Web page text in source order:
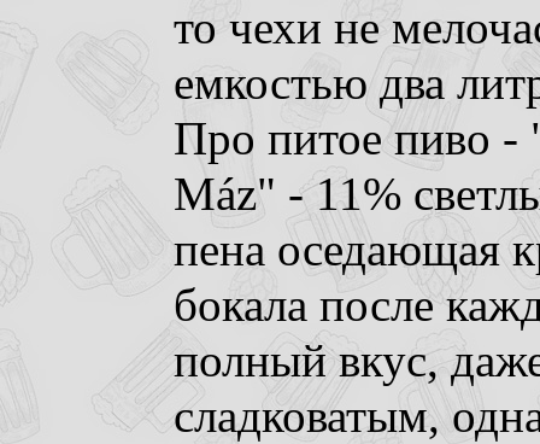
то чехи не
емкостью два
Про питое пиво
Máz" - 11%
пена оседающая
бокала после
полный вкус,
сладковатым,